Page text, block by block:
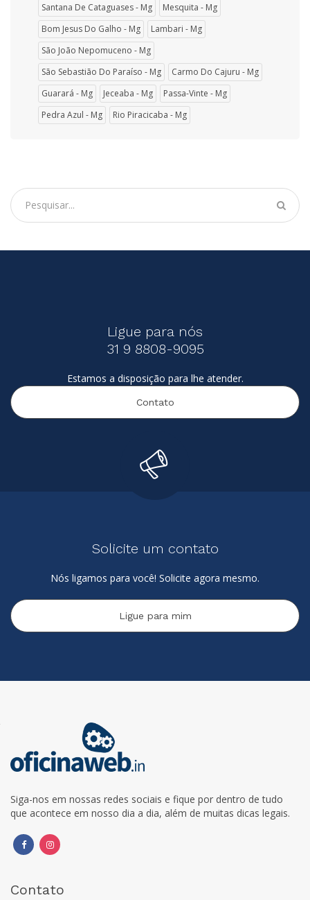
Santana De Cataguases - Mg
Mesquita - Mg
Bom Jesus Do Galho - Mg
Lambari - Mg
São João Nepomuceno - Mg
São Sebastião Do Paraíso - Mg
Carmo Do Cajuru - Mg
Guarará - Mg
Jeceaba - Mg
Passa-Vinte - Mg
Pedra Azul - Mg
Rio Piracicaba - Mg
Ligue para nós
31 9 8808-9095
Estamos a disposição para lhe atender.
Contato
Solicite um contato
Nós ligamos para você! Solicite agora mesmo.
Ligue para mim
Siga-nos em nossas redes sociais e fique por dentro de tudo
que acontece em nosso dia a dia, além de muitas dicas legais.
Contato